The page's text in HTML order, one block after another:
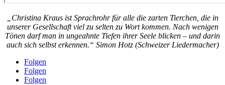
„Christina Kraus ist Sprachrohr für alle die zarten Tierchen, die in
unserer Gesellschaft viel zu selten zu Wort kommen. Nach wenigen
Tönen darf man in ungeahnte Tiefen ihrer Seele blicken – und darin
auch sich selbst erkennen.“ Simon Hotz (Schweizer Liedermacher)
Folgen
Folgen
Folgen